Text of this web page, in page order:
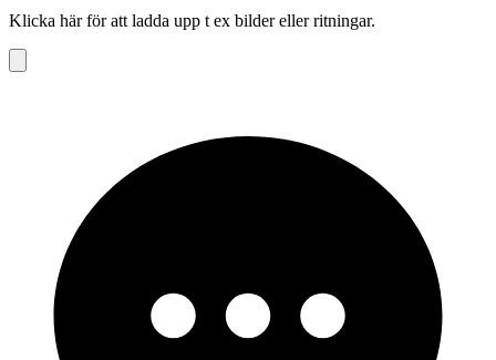
Klicka här för att ladda upp t ex bilder eller ritningar.